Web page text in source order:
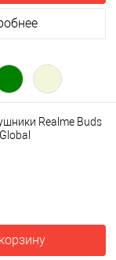
Realme Buds